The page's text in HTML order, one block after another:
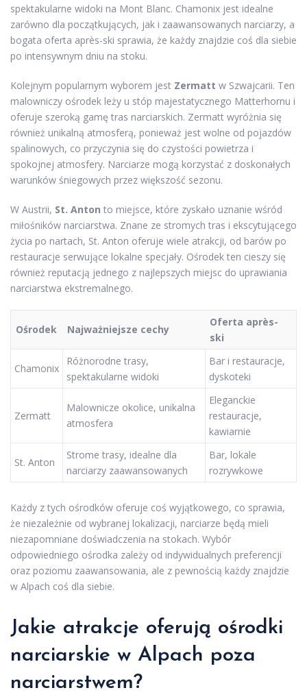
spektakularne widoki na Mont Blanc. Chamonix jest idealne
zarówno dla początkujących, jak i zaawansowanych narciarzy, a
bogata oferta après-ski sprawia, że każdy znajdzie coś dla siebie
po intensywnym dniu na stoku.
Kolejnym popularnym wyborem jest Zermatt w Szwajcarii. Ten
malowniczy ośrodek leży u stóp majestatycznego Matterhornu i
oferuje szeroką gamę tras narciarskich. Zermatt wyróżnia się
również unikalną atmosferą, ponieważ jest wolne od pojazdów
spalinowych, co przyczynia się do czystości powietrza i
spokojnej atmosfery. Narciarze mogą korzystać z doskonałych
warunków śniegowych przez większość sezonu.
W Austrii, St. Anton to miejsce, które zyskało uznanie wśród
miłośników narciarstwa. Znane ze stromych tras i ekscytującego
życia po nartach, St. Anton oferuje wiele atrakcji, od barów po
restauracje serwujące lokalne specjały. Ośrodek ten cieszy się
również reputacją jednego z najlepszych miejsc do uprawiania
narciarstwa ekstremalnego.
Ośrodek Najważniejsze cechy
Oferta après-
ski
Chamonix
Różnorodne trasy,
spektakularne widoki
Bar i restauracje,
dyskoteki
Zermatt
Malownicze okolice, unikalna
atmosfera
Eleganckie
restauracje,
kawiarnie
St. Anton
Strome trasy, idealne dla
narciarzy zaawansowanych
Bar, lokale
rozrywkowe
Każdy z tych ośrodków oferuje coś wyjątkowego, co sprawia,
że niezależnie od wybranej lokalizacji, narciarze będą mieli
niezapomniane doświadczenia na stokach. Wybór
odpowiedniego ośrodka zależy od indywidualnych preferencji
oraz poziomu zaawansowania, ale z pewnością każdy znajdzie
w Alpach coś dla siebie.
Jakie atrakcje oferują ośrodki
narciarskie w Alpach poza
narciarstwem?